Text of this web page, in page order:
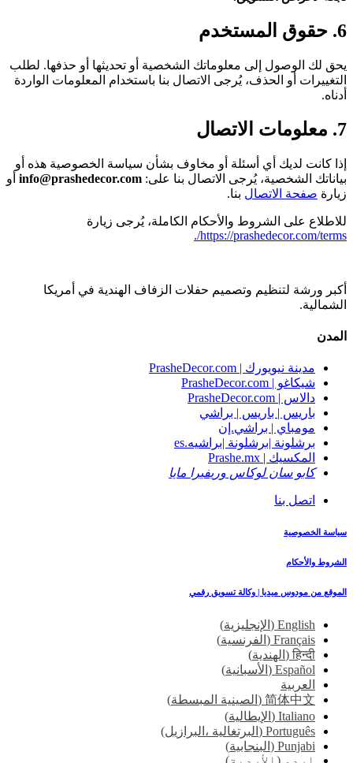
6. حقوق المستخدم
يحق لك الوصول إلى معلوماتك الشخصية أو تحديثها أو حذفها. لطلب
التغييرات أو الحذف، يُرجى الاتصال بنا باستخدام المعلومات الواردة
أدناه.
7. معلومات الاتصال
إذا كانت لديك أي أسئلة أو مخاوف بشأن سياسة الخصوصية هذه أو
بياناتك الشخصية، يُرجى الاتصال بنا على: info@prashedecor.com أو
زيارة صفحة الاتصال بنا.
للاطلاع على الشروط والأحكام الكاملة، يُرجى زيارة
https://prashedecor.com/terms/.
أكبر ورشة لتنظيم وتصميم حفلات الزفاف الهندية في أمريكا
الشمالية.
المدن
مدينة نيويورك | PrasheDecor.com
شيكاغو | PrasheDecor.com
دالاس | PrasheDecor.com
باريس | باريس | براشي
مومباي | براشي.إن
برشلونة |برشلونة |براشيه.es
المكسيك | Prashe.mx
كابو سان لوكاس وريفيرا مايا
اتصل بنا
سياسة الخصوصية
الشروط والأحكام
الموقع من مودوس ميديا | وكالة تسويق رقمي
English
( الإنجليزية)
Français
( الفرنسية)
हिन्दी
( الهندية)
Español
( الأسبانية)
العربية
简体中文
( الصينية المبسطة)
Italiano
( الإيطالية)
Português
( البرتغالية ،البرازيل)
Punjabi
( البنجابية)
اردو ( الأردية)